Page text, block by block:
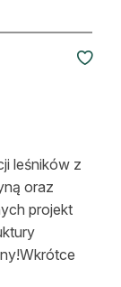
leśników z
oraz
projekt